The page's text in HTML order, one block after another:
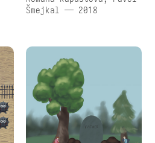
Šmejkal — 2018